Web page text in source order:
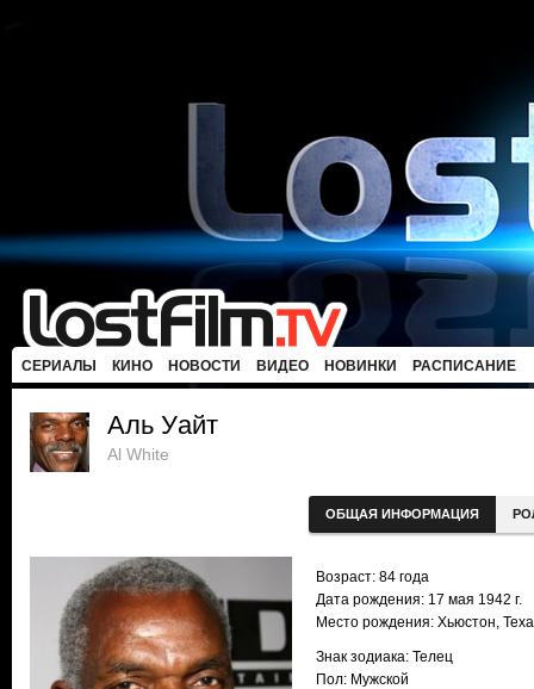
СЕРИАЛЫ КИНО НОВОСТИ ВИДЕО НОВИНКИ РАСПИСАНИЕ
Аль Уайт
Al White
ОБЩАЯ ИНФОРМАЦИЯ
Возраст: 84 года
Дата рождения: 17 мая 1942 г.
Место рождения: Хьюстон,
Знак зодиака: Телец
Пол: Мужской